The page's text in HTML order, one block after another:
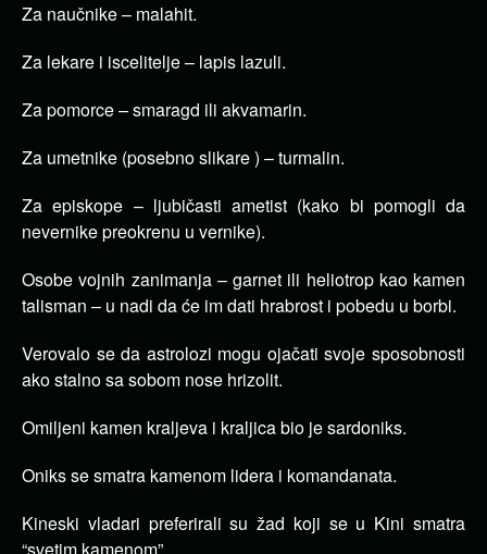
Za naučnike – malahit.
Za lekare i iscelitelje – lapis lazuli.
Za pomorce – smaragd ili akvamarin.
Za umetnike (posebno slikare ) – turmalin.
Za episkope – ljubičasti ametist (kako bi pomogli da
nevernike preokrenu u vernike).
Osobe vojnih zanimanja – garnet ili heliotrop kao kamen
talisman – u nadi da će im dati hrabrost i pobedu u borbi.
Verovalo se da astrolozi mogu ojačati svoje sposobnosti
ako stalno sa sobom nose hrizolit.
Omiljeni kamen kraljeva i kraljica bio je sardoniks.
Oniks se smatra kamenom lidera i komandanata.
Kineski vladari preferirali su žad koji se u Kini smatra